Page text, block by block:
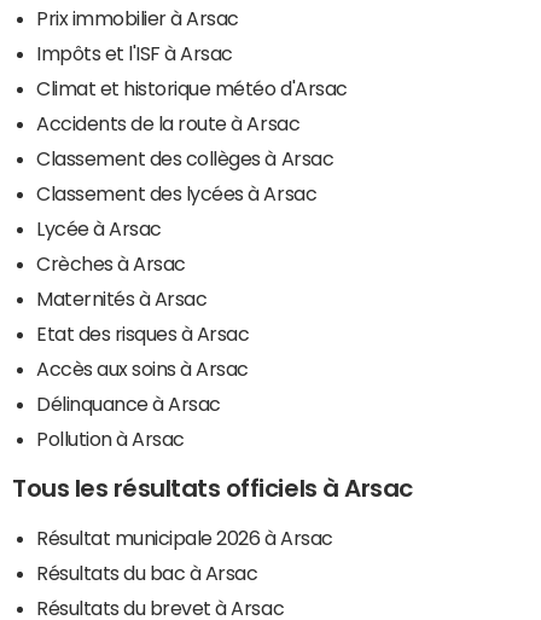
Prix immobilier à Arsac
Impôts et l'ISF à Arsac
Climat et historique météo d'Arsac
Accidents de la route à Arsac
Classement des collèges à Arsac
Classement des lycées à Arsac
Lycée à Arsac
Crèches à Arsac
Maternités à Arsac
Etat des risques à Arsac
Accès aux soins à Arsac
Délinquance à Arsac
Pollution à Arsac
Tous les résultats officiels à Arsac
Résultat municipale 2026 à Arsac
Résultats du bac à Arsac
Résultats du brevet à Arsac